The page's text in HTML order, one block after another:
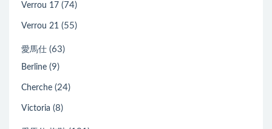
Verrou 17 (74)
Verrou 21 (55)
愛馬仕 (63)
Berline (9)
Cherche (24)
Victoria (8)